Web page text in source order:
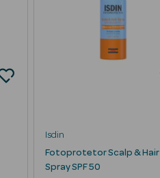
Isdin
Fotoprotetor Scalp & Hair
Spray SPF 50